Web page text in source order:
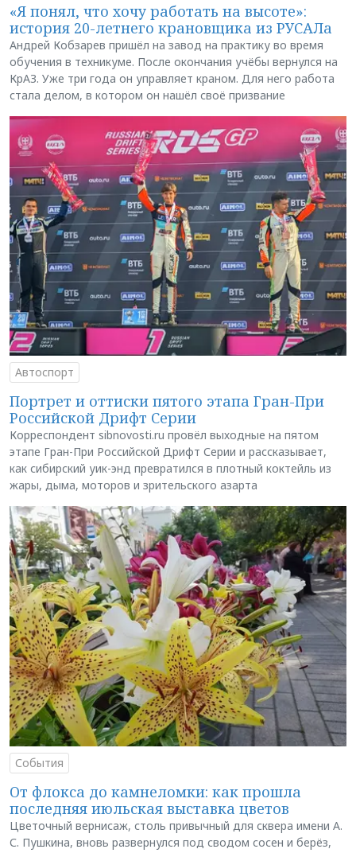
«Я понял, что хочу работать на высоте»:
история 20-летнего крановщика из РУСАЛа
Андрей Кобзарев пришёл на завод на практику во время
обучения в техникуме. После окончания учёбы вернулся на
КрАЗ. Уже три года он управляет краном. Для него работа
стала делом, в котором он нашёл своё призвание
Автоспорт
Портрет и оттиски пятого этапа Гран-При
Российской Дрифт Серии
Корреспондент sibnovosti.ru провёл выходные на пятом
этапе Гран-При Российской Дрифт Серии и рассказывает,
как сибирский уик-энд превратился в плотный коктейль из
жары, дыма, моторов и зрительского азарта
События
От флокса до камнеломки: как прошла
последняя июльская выставка цветов
Цветочный вернисаж, столь привычный для сквера имени А.
С. Пушкина, вновь развернулся под сводом сосен и берёз,